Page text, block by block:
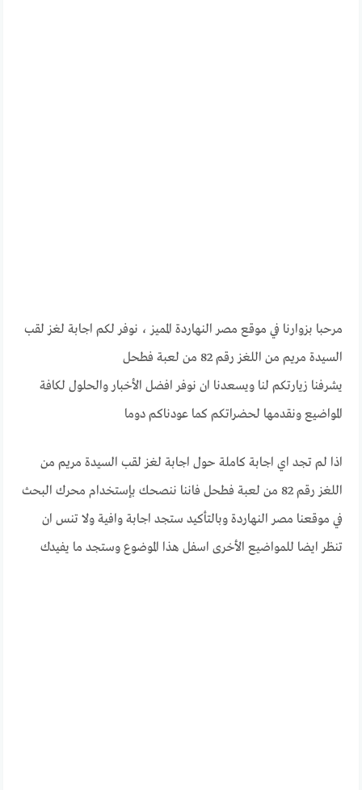
مرحبا بزوارنا في موقع مصر النهاردة المميز ، نوفر لكم اجابة لغز لقب
السيدة مريم من اللغز رقم 82 من لعبة فطحل
يشرفنا زيارتكم لنا ويسعدنا ان نوفر افضل الأخبار والحلول لكافة
المواضيع ونقدمها لحضراتكم كما عودناكم دوما
اذا لم تجد اي اجابة كاملة حول اجابة لغز لقب السيدة مريم من
اللغز رقم 82 من لعبة فطحل فاننا ننصحك بإستخدام محرك البحث
في موقعنا مصر النهاردة وبالتأكيد ستجد اجابة وافية ولا تنس ان
تنظر ايضا للمواضيع الأخرى اسفل هذا الموضوع وستجد ما يفيدك